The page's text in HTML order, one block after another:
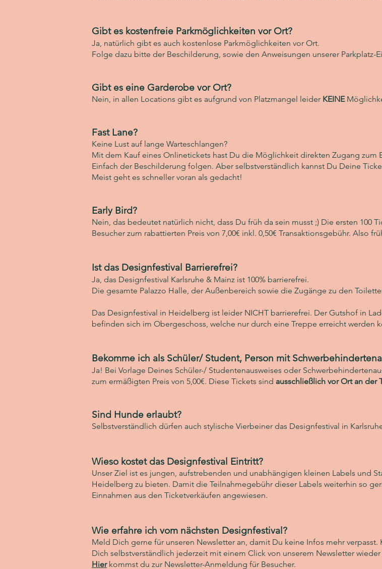
Gibt es kostenfreie Parkmöglichkeiten vor Ort?
Ja, natürlich gibt es auch kostenlose Parkmöglichkeiten vor Ort.
Folge dazu bitte der Beschilderung, sowie den Anweisungen unserer Parkplatz-
Gibt es eine Garderobe vor Ort?
Nein, in allen Locations gibt es aufgrund von Platzmangel leider KEINE
Fast Lane?
Keine Lust auf lange Warteschlangen?
Mit dem Kauf eines Onlinetickets hast Du die Möglichkeit direkten Zugang zum
Einfach der Beschilderung folgen. Aber selbstverständlich kannst Du Deine
Meist geht es schneller voran als gedacht!
Early Bird?
Nein, das bedeutet natürlich nicht, dass Du früh da sein musst ;) Die ersten 100
Besucher zum rabattierten Preis von 7,00€ inkl. 0,50€ Transaktionsgebühr. Also
Ist das Designfestival Barrierefrei?
Ja, das Designfestival Karlsruhe & Mainz ist 100% barrierefrei.
Die gesamte Palazzo Halle, der Außenbereich sowie die Zugänge zu den
Das Designfestival in Heidelberg ist leider NICHT barrierefrei. Der Gutshof in
befinden sich im Obergeschoss, welche nur durch eine Treppe erreicht werden
Bekomme ich als Schüler/ Student, Person mit
Ja! Bei Vorlage Deines Schüler-/ Studentenausweises oder
zum ermäßigten Preis von 5,00€. Diese Tickets sind ausschließlich vor Ort an der
Sind Hunde erlaubt?
Selbstverständlich dürfen auch stylische Vierbeiner das Designfestival in
Wieso kostet das Designfestival Eintritt?
Unser Ziel ist es jungen, aufstrebenden und unabhängigen kleinen Labels und
Heidelberg zu bieten. Damit die Teilnahmegebühr dieser Labels weiterhin so
Einnahmen aus den Ticketverkäufen angewiesen.
Wie erfahre ich vom nächsten Designfestival?
Meld Dich gerne für unseren Newsletter an, damit Du keine Infos mehr
Dich selbstverständlich jederzeit mit einem Click von unserem Newsletter
Hierkommst du zur Newsletter-Anmeldung für Besucher.